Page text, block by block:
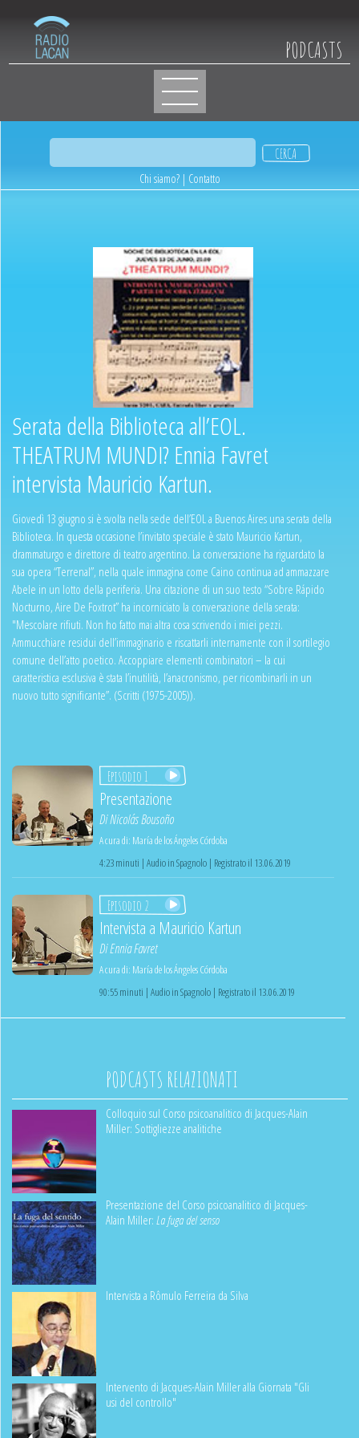
PODCASTS
Chi siamo? | Contatto
Serata della Biblioteca all’EOL.
THEATRUM MUNDI? Ennia Favret
intervista Mauricio Kartun.
Giovedì 13 giugno si è svolta nella sede dell’EOL a Buenos Aires una serata della
Biblioteca. In questa occasione l’invitato speciale è stato Mauricio Kartun,
drammaturgo e direttore di teatro argentino. La conversazione ha riguardato la
sua opera “Terrenal”, nella quale immagina come Caino continua ad ammazzare
Abele in un lotto della periferia. Una citazione di un suo testo “Sobre Rápido
Nocturno, Aire De Foxtrot” ha incorniciato la conversazione della serata:
"Mescolare rifiuti. Non ho fatto mai altra cosa scrivendo i miei pezzi.
Ammucchiare residui dell’immaginario e riscattarli internamente con il sortilegio
comune dell’atto poetico. Accoppiare elementi combinatori – la cui
caratteristica esclusiva è stata l’inutilità, l’anacronismo, per ricombinarli in un
nuovo tutto significante”. (Scritti (1975-2005)).
Episodio 1
Presentazione
DiNicolás Bousoño
A cura di: María de los Ángeles Córdoba
4:23 minuti | Audio in Spagnolo | Registrato il 13.06.2019
Episodio 2
Intervista a Mauricio Kartun
DiEnnia Favret
A cura di: María de los Ángeles Córdoba
90:55 minuti | Audio in Spagnolo | Registrato il 13.06.2019
PODCASTS RELAZIONATI
Colloquio sul Corso psicoanalitico di Jacques-Alain
Miller: Sottigliezze analitiche
Presentazione del Corso psicoanalitico di Jacques-
Alain Miller:La fuga del senso
Intervista a Rômulo Ferreira da Silva
Intervento di Jacques-Alain Miller alla Giornata "Gli
usi del controllo"